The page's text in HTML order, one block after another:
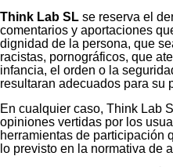
Think Lab SL se reserva el
comentarios y aportaciones
dignidad de la persona, que
racistas, pornográficos, que
infancia, el orden o la
resultaran adecuados para su
En cualquier caso, Think Lab
opiniones vertidas por los
herramientas de participación
lo previsto en la normativa de